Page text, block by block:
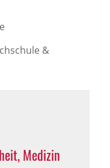
&
Medizin